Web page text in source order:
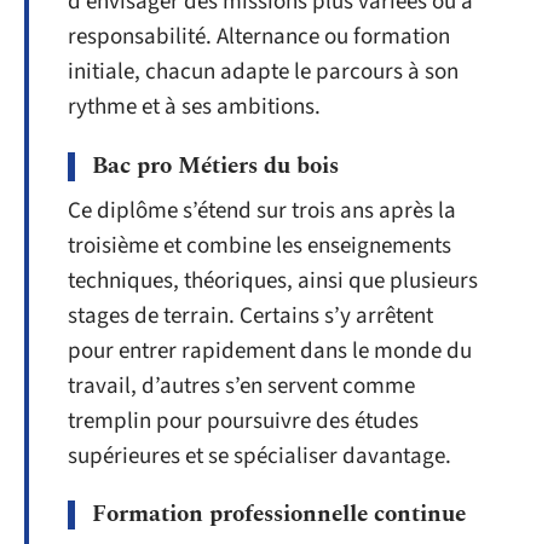
responsabilité. Alternance ou formation
initiale, chacun adapte le parcours à son
rythme et à ses ambitions.
Bac pro Métiers du bois
Ce diplôme s’étend sur trois ans après la
troisième et combine les enseignements
techniques, théoriques, ainsi que plusieurs
stages de terrain. Certains s’y arrêtent
pour entrer rapidement dans le monde du
travail, d’autres s’en servent comme
tremplin pour poursuivre des études
supérieures et se spécialiser davantage.
Formation professionnelle continue